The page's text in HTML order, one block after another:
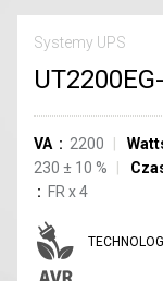
Systemy UPS
VA 2200
230 ± 10 %
FR x4